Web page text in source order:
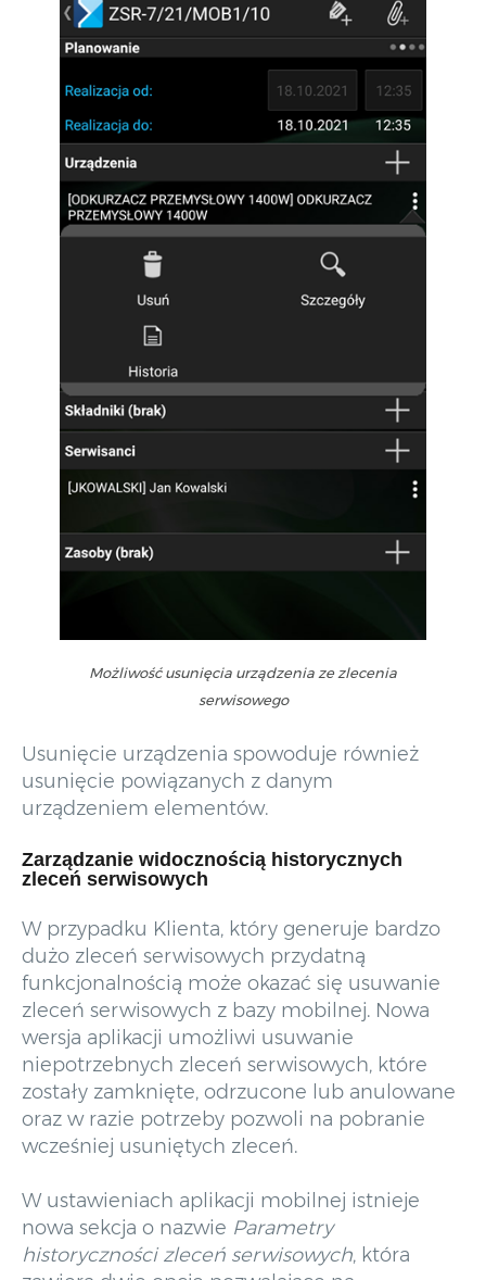
Możliwość usunięcia urządzenia ze zlecenia
serwisowego
Usunięcie urządzenia spowoduje również
usunięcie powiązanych z danym
urządzeniem elementów.
Zarządzanie widocznością historycznych
zleceń serwisowych
W przypadku Klienta, który generuje bardzo
dużo zleceń serwisowych przydatną
funkcjonalnością może okazać się usuwanie
zleceń serwisowych z bazy mobilnej. Nowa
wersja aplikacji umożliwi usuwanie
niepotrzebnych zleceń serwisowych, które
zostały zamknięte, odrzucone lub anulowane
oraz w razie potrzeby pozwoli na pobranie
wcześniej usuniętych zleceń.
W ustawieniach aplikacji mobilnej istnieje
nowa sekcja o nazwie Parametry
historyczności zleceń serwisowych, która